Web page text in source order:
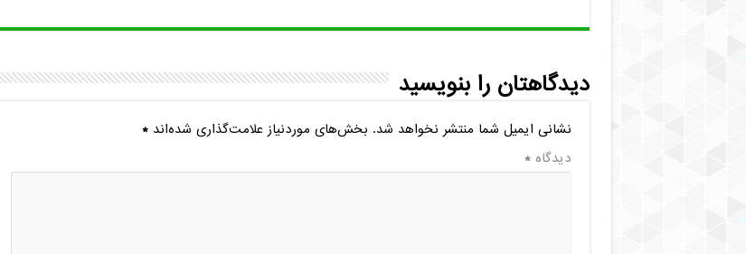
دیدگاهتان را بنویسید
نشانی ایمیل شما منتشر نخواهد شد. بخش‌های موردنیاز علامت‌گذاری شده‌اند*
دیدگاه*